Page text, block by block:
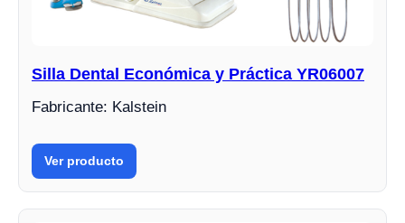
Silla Dental Económica y Práctica YR06007
Fabricante: Kalstein
Ver producto